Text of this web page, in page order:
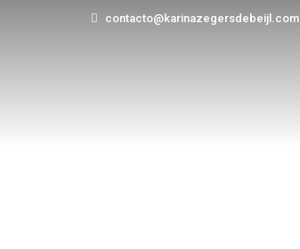
contacto@karinazegersdebeijl.com